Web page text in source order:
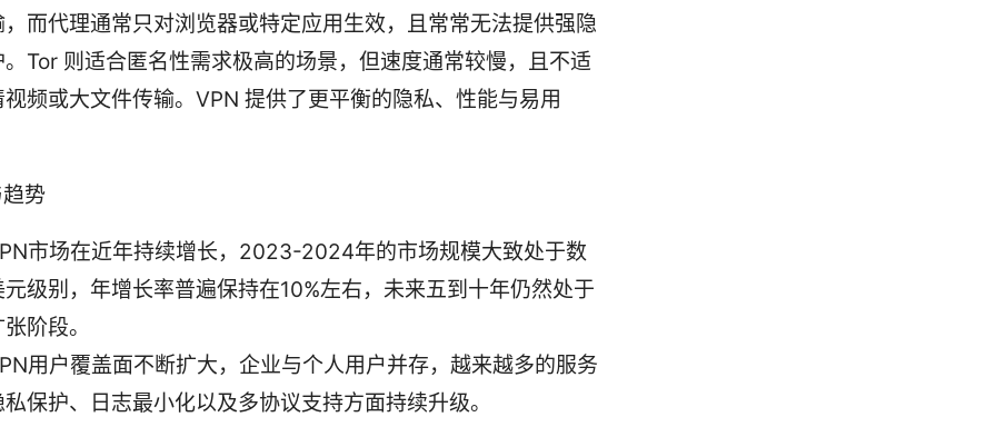
而代理通常只对浏览器或特定应用生效，且常常无法提供强隐
Tor 则适合匿名性需求极高的场景，但速度通常较慢，且不适
频或大文件传输。VPN 提供了更平衡的隐私、性能与易用
势
市场在近年持续增长，2023-2024年的市场规模大致处于数
级别，年增长率普遍保持在10%左右，未来五到十年仍然处于
阶段。
用户覆盖面不断扩大，企业与个人用户并存，越来越多的服务
保护、日志最小化以及多协议支持方面持续升级。